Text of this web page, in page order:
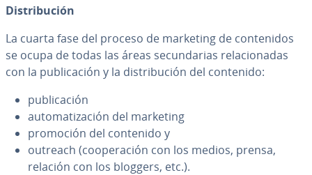
Di­s­tri­bu­ción
La cuarta fase del proceso de marketing de co­n­te­ni­dos
se ocupa de todas las áreas se­cu­n­da­rias re­la­cio­na­das
con la pu­bli­ca­ción y la di­s­tri­bu­ción del contenido:
pu­bli­ca­ción
au­to­ma­ti­za­ción del marketing
promoción del contenido y
outreach (coope­ra­ción con los medios, prensa,
relación con los bloggers, etc.).